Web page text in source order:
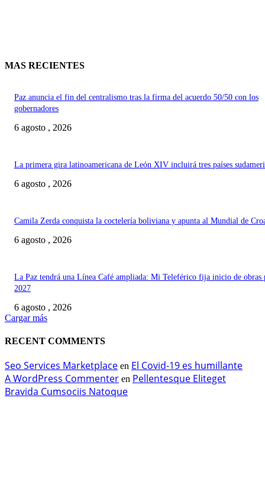
MAS RECIENTES
Paz anuncia el fin del centralismo tras la firma del acuerdo 50/50 con los
gobernadores
6 agosto , 2026
La primera gira latinoamericana de León XIV incluirá tres países
6 agosto , 2026
Camila Zerda conquista la coctelería boliviana y apunta al Mundial de
6 agosto , 2026
La Paz tendrá una Línea Café ampliada: Mi Teleférico fija inicio de obras
2027
6 agosto , 2026
Cargar más
RECENT COMMENTS
Seo Services Marketplace en El Covid-19 es humillante
A WordPress Commenter en Pellentesque Eliteget
Bravida Cumsociis Natoque